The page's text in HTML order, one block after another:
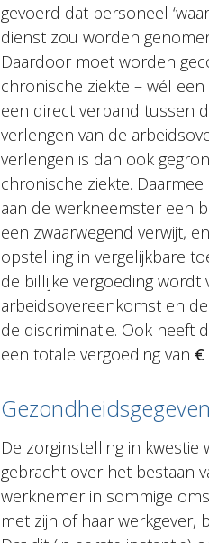
gevoerd dat personeel
dienst zou worden
Daardoor moet worden
chronische ziekte – wél
een direct verband tussen
verlengen van de
verlengen is dan ook
chronische ziekte.
aan de werkneemster een
een zwaarwegend verwijt,
opstelling in vergelijkbare
de billijke vergoeding wordt
arbeidsovereenkomst en
de discriminatie. Ook heeft
een totale vergoeding van €
De zorginstelling in
gebracht over het bestaan
werknemer in sommige
met zijn of haar werkgever,